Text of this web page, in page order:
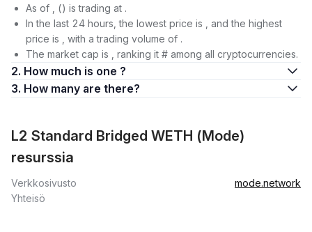
As of , () is trading at .
In the last 24 hours, the lowest price is , and the highest
price is , with a trading volume of .
The market cap is , ranking it # among all cryptocurrencies.
2. How much is one ?
3. How many are there?
L2 Standard Bridged WETH (Mode)
resurssia
Verkkosivusto
mode.network
Yhteisö